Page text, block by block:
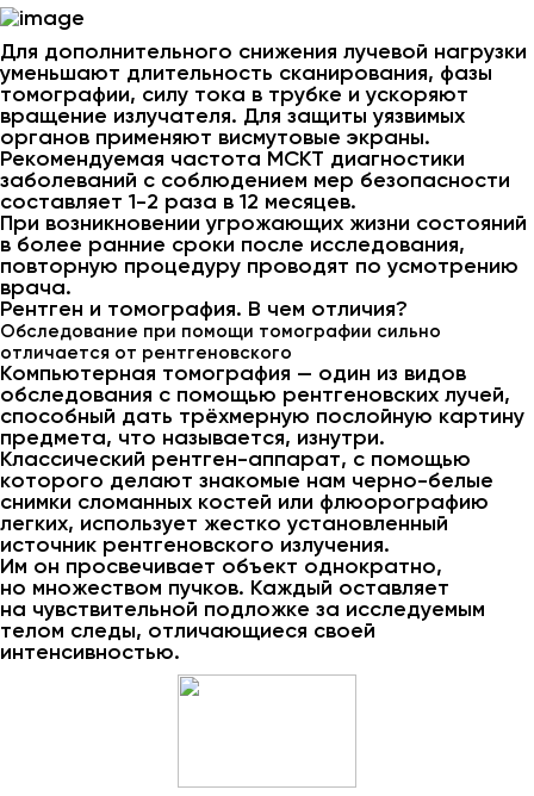
Для дополнительного снижения лучевой нагрузки
уменьшают длительность сканирования, фазы
томографии, силу тока в трубке и ускоряют
вращение излучателя. Для защиты уязвимых
органов применяют висмутовые экраны.
Рекомендуемая частота МСКТ диагностики
заболеваний с соблюдением мер безопасности
составляет 1-2 раза в 12 месяцев.
При возникновении угрожающих жизни состояний
в более ранние сроки после исследования,
повторную процедуру проводят по усмотрению
врача.
Рентген и томография. В чем отличия?
Обследование при помощи томографии сильно
отличается от рентгеновского
Компьютерная томография — один из видов
обследования с помощью рентгеновских лучей,
способный дать трёхмерную послойную картину
предмета, что называется, изнутри.
Классический рентген-аппарат, с помощью
которого делают знакомые нам черно-белые
снимки сломанных костей или флюорографию
легких, использует жестко установленный
источник рентгеновского излучения.
Им он просвечивает объект однократно,
но множеством пучков. Каждый оставляет
на чувствительной подложке за исследуемым
телом следы, отличающиеся своей
интенсивностью.